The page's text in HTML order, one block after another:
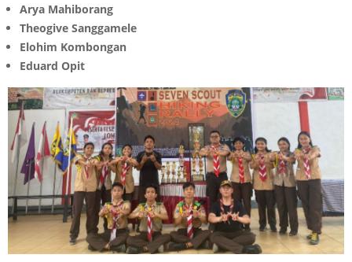
Arya Mahiborang
Theogive Sanggamele
Elohim Kombongan
Eduard Opit